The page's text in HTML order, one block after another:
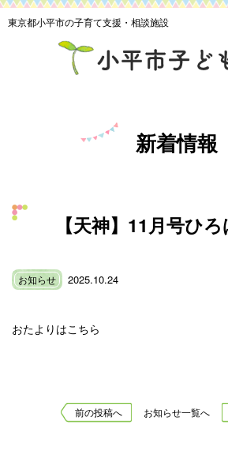
東京都小平市の子育て支援・相談施設
新着情報
【天神】11月号ひ
お知らせ 2025.10.24
おたよりはこちら
前の投稿へ お知らせ一覧へ